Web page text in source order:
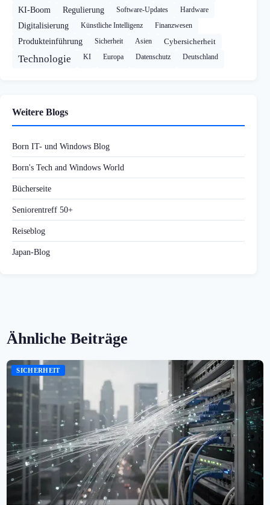
KI-Boom Regulierung Software-Updates Hardware
Digitalisierung Künstliche Intelligenz Finanzwesen
Produkteinführung Sicherheit Asien Cybersicherheit
Technologie KI Europa Datenschutz Deutschland
Weitere Blogs
Born IT- und Windows Blog
Born's Tech and Windows World
Bücherseite
Seniorentreff 50+
Reiseblog
Japan-Blog
Ähnliche Beiträge
SICHERHEIT